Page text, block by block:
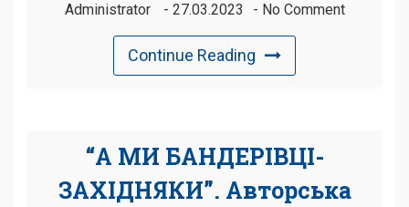
Administrator 27.03.2023 No Comment
Continue Reading
“А МИ БАНДЕРІВЦІ-
ЗАХІДНЯКИ”. Авторська